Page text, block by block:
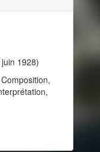
1928)